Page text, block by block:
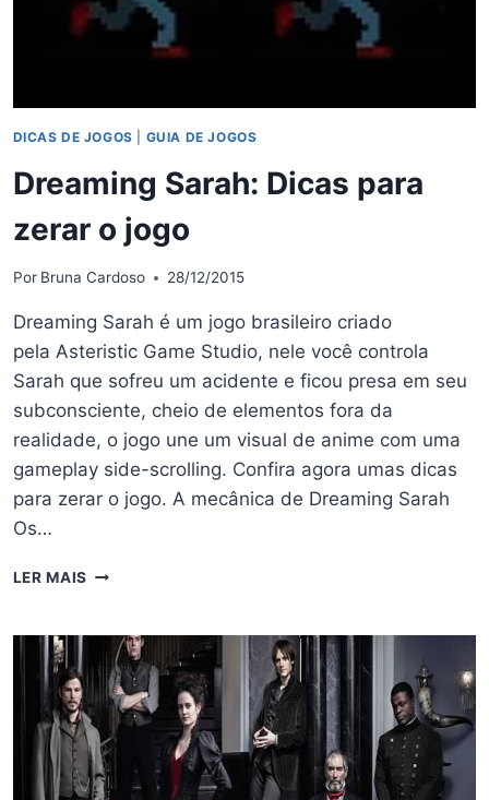
SPONJA
DICAS DE JOGOS GUIA DE JOGOS
Dreaming Sarah: Dicas para
zerar o jogo
Por Bruna Cardoso 28/12/2015
Dreaming Sarah é um jogo brasileiro criado
pela Asteristic Game Studio, nele você controla
Sarah que sofreu um acidente e ficou presa em seu
subconsciente, cheio de elementos fora da
realidade, o jogo une um visual de anime com uma
gameplay side-scrolling. Confira agora umas dicas
para zerar o jogo. A mecânica de Dreaming Sarah
Os…
LER MAIS DREAMING
PARA
ZERAR
O
JOGO